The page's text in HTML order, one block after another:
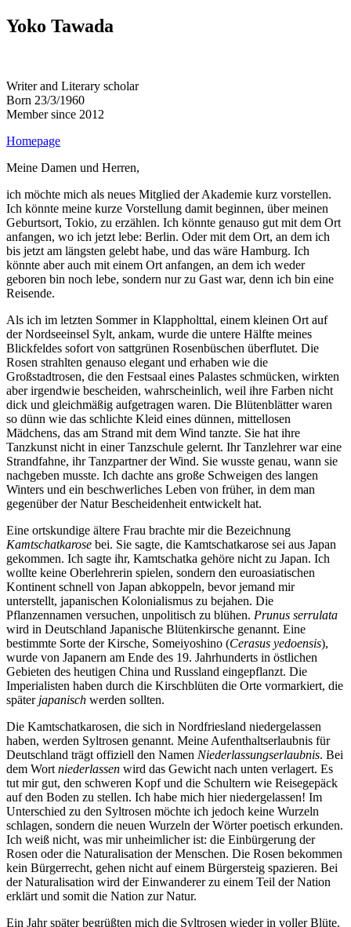
Yoko Tawada
Writer and Literary scholar
Born 23/3/1960
Member since 2012
Homepage
Meine Damen und Herren,
ich möchte mich als neues Mitglied der Akademie kurz vorstellen.
Ich könnte meine kurze Vorstellung damit beginnen, über meinen
Geburtsort, Tokio, zu erzählen. Ich könnte genauso gut mit dem Ort
anfangen, wo ich jetzt lebe: Berlin. Oder mit dem Ort, an dem ich
bis jetzt am längsten gelebt habe, und das wäre Hamburg. Ich
könnte aber auch mit einem Ort anfangen, an dem ich weder
geboren bin noch lebe, sondern nur zu Gast war, denn ich bin eine
Reisende.
Als ich im letzten Sommer in Klappholttal, einem kleinen Ort auf
der Nordseeinsel Sylt, ankam, wurde die untere Hälfte meines
Blickfeldes sofort von sattgrünen Rosenbüschen überflutet. Die
Rosen strahlten genauso elegant und erhaben wie die
Großstadtrosen, die den Festsaal eines Palastes schmücken, wirkten
aber irgendwie bescheiden, wahrscheinlich, weil ihre Farben nicht
dick und gleichmäßig aufgetragen waren. Die Blütenblätter waren
so dünn wie das schlichte Kleid eines dünnen, mittellosen
Mädchens, das am Strand mit dem Wind tanzte. Sie hat ihre
Tanzkunst nicht in einer Tanzschule gelernt. Ihr Tanzlehrer war eine
Strandfahne, ihr Tanzpartner der Wind. Sie wusste genau, wann sie
nachgeben musste. Ich dachte ans große Schweigen des langen
Winters und ein beschwerliches Leben von früher, in dem man
gegenüber der Natur Bescheidenheit entwickelt hat.
Eine ortskundige ältere Frau brachte mir die Bezeichnung
Kamtschatkarose bei. Sie sagte, die Kamtschatkarose sei aus Japan
gekommen. Ich sagte ihr, Kamtschatka gehöre nicht zu Japan. Ich
wollte keine Oberlehrerin spielen, sondern den euroasiatischen
Kontinent schnell von Japan abkoppeln, bevor jemand mir
unterstellt, japanischen Kolonialismus zu bejahen. Die
Pflanzennamen versuchen, unpolitisch zu blühen. Prunus serrulata
wird in Deutschland Japanische Blütenkirsche genannt. Eine
bestimmte Sorte der Kirsche, Someiyoshino (Cerasus yedoensis),
wurde von Japanern am Ende des 19. Jahrhunderts in östlichen
Gebieten des heutigen China und Russland eingepflanzt. Die
Imperialisten haben durch die Kirschblüten die Orte vormarkiert, die
später japanisch werden sollten.
Die Kamtschatkarosen, die sich in Nordfriesland niedergelassen
haben, werden Syltrosen genannt. Meine Aufenthaltserlaubnis für
Deutschland trägt offiziell den Namen Niederlassungserlaubnis. Bei
dem Wort niederlassen wird das Gewicht nach unten verlagert. Es
tut mir gut, den schweren Kopf und die Schultern wie Reisegepäck
auf den Boden zu stellen. Ich habe mich hier niedergelassen! Im
Unterschied zu den Syltrosen möchte ich jedoch keine Wurzeln
schlagen, sondern die neuen Wurzeln der Wörter poetisch erkunden.
Ich weiß nicht, was mir unheimlicher ist: die Einbürgerung der
Rosen oder die Naturalisation der Menschen. Die Rosen bekommen
kein Bürgerrecht, gehen nicht auf einem Bürgersteig spazieren. Bei
der Naturalisation wird der Einwanderer zu einem Teil der Nation
erklärt und somit die Nation zur Natur.
Ein Jahr später begrüßten mich die Syltrosen wieder in voller Blüte.